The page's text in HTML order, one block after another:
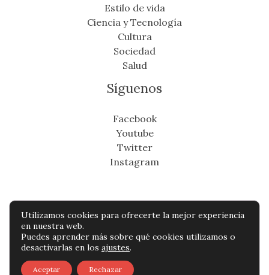
Estilo de vida
Ciencia y Tecnología
Cultura
Sociedad
Salud
Síguenos
Facebook
Youtube
Twitter
Instagram
Copyright © Todos os direitos reservados -
cronicafinanciera.com
Política de privacidad
Utilizamos cookies para ofrecerte la mejor experiencia
en nuestra web.
Puedes aprender más sobre qué cookies utilizamos o
desactivarlas en los ajustes.
Aceptar Rechazar